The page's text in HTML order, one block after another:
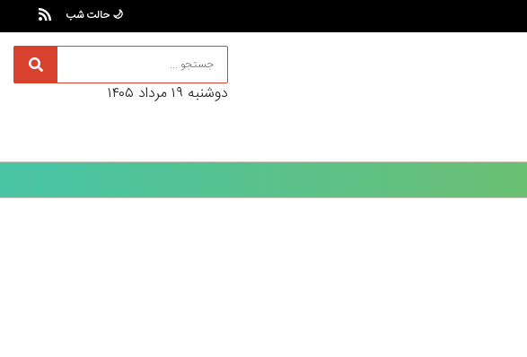
🌙 حالت شب
دوشنبه ۱۹ مرداد ۱۴۰۵